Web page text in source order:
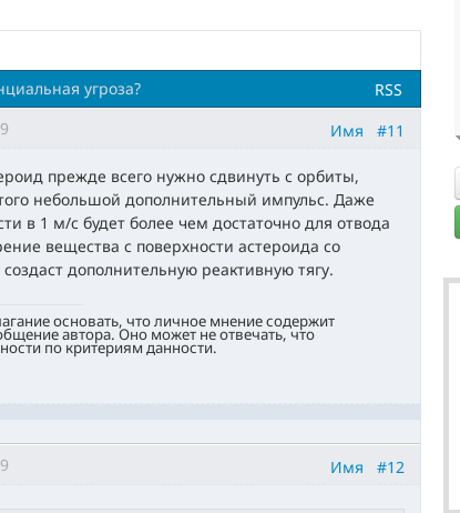
RSS
угроза?
Имя #11
прежде всего нужно сдвинуть с орбиты,
небольшой дополнительный импульс. Даже
в 1 м/с будет более чем достаточно для отвода
вещества с поверхности астероида со
дополнительную реактивную тягу.
основать, что личное мнение содержит
автора. Оно может не отвечать, что
по критериям данности.
Имя #12